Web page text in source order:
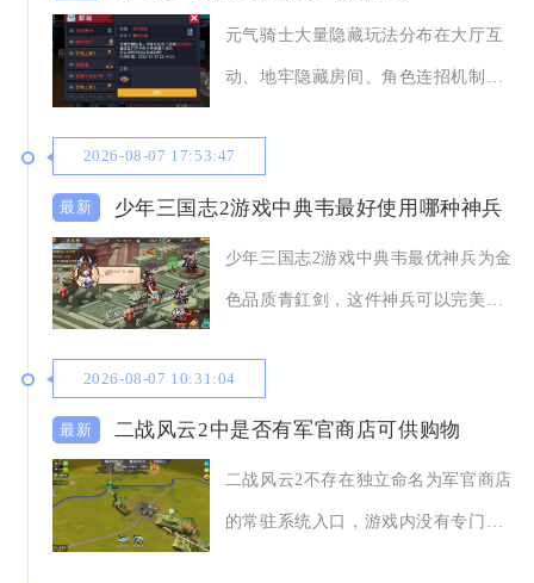
元气骑士大量隐藏玩法分布在大厅互
动、地牢隐藏房间、角色连招机制、
2026-08-07 17:53:47
少年三国志2游戏中典韦最好使用哪种神兵
少年三国志2游戏中典韦最优神兵为金
色品质青釭剑，这件神兵可以完美契
2026-08-07 10:31:04
二战风云2中是否有军官商店可供购物
二战风云2不存在独立命名为军官商店
的常驻系统入口，游戏内没有专门单